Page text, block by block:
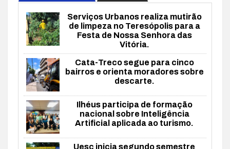
Serviços Urbanos realiza mutirão
de limpeza no Teresópolis para a
Festa de Nossa Senhora das
Vitória.
Cata-Treco segue para cinco
bairros e orienta moradores sobre
descarte.
Ilhéus participa de formação
nacional sobre Inteligência
Artificial aplicada ao turismo.
Uesc inicia segundo semestre